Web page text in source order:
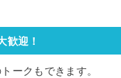
歓迎！
ークもできます。